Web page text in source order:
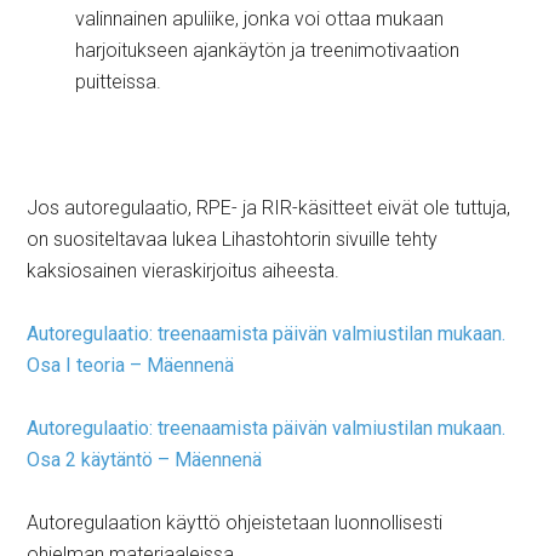
valinnainen apuliike, jonka voi ottaa mukaan
harjoitukseen ajankäytön ja treenimotivaation
puitteissa.
Jos autoregulaatio, RPE- ja RIR-käsitteet eivät ole tuttuja,
on suositeltavaa lukea Lihastohtorin sivuille tehty
kaksiosainen vieraskirjoitus aiheesta.
Autoregulaatio: treenaamista päivän valmiustilan mukaan.
Osa I teoria – Mäennenä
Autoregulaatio: treenaamista päivän valmiustilan mukaan.
Osa 2 käytäntö – Mäennenä
Autoregulaation käyttö ohjeistetaan luonnollisesti